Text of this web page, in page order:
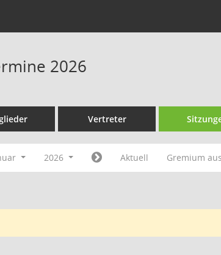
2026
Vertreter
2026 Aktuell Gremium